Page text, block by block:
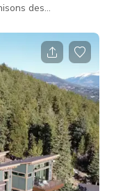
des
d'établissement).
et plus encore.
été tournées ici,